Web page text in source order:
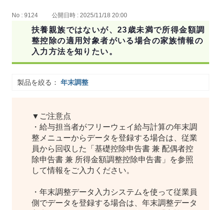
No : 9124 公開日時 : 2025/11/18 20:00
扶養親族ではないが、23歳未満で所得金額調
整控除の適用対象者がいる場合の家族情報の
入力方法を知りたい。
製品を絞る： 年末調整
▼ご注意点
・給与担当者がフリーウェイ給与計算の年末調
整メニューからデータを登録する場合は、従業
員から回収した「基礎控除申告書 兼 配偶者控
除申告書 兼 所得金額調整控除申告書」を参照
して情報をご入力ください。
・年末調整データ入力システムを使って従業員
側でデータを登録する場合は、年末調整データ